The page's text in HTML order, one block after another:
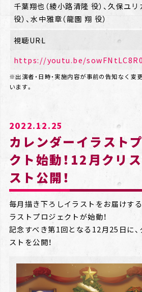
千葉翔也（綾小路清隆 役）、久保ユリ
役）、水中雅章（龍園 翔 役）
視聴URL
https://youtu.be/sowFNtLC8R0
※出演者・日時・実施内容が事前の告知なく変
います。
2022.12.25
カレンダーイラスト
クト始動！12月クリ
スト公開！
毎月描き下ろしイラストをお届けす
ラストプロジェクトが始動！
記念すべき第1回となる12月25日に
ストを公開！